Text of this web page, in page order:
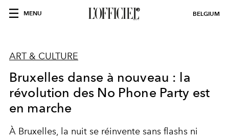
MENU BELGIUM
ART & CULTURE
Bruxelles danse à nouveau : la
révolution des No Phone Party est
en marche
À Bruxelles, la nuit se réinvente sans flashs ni